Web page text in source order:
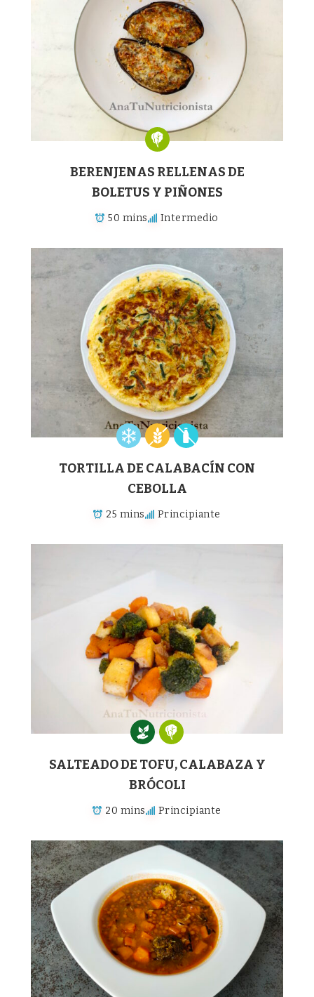
BERENJENAS RELLENAS DE
BOLETUS Y PIÑONES
50 mins Intermedio
TORTILLA DE CALABACÍN CON
CEBOLLA
25 mins Principiante
SALTEADO DE TOFU, CALABAZA Y
BRÓCOLI
20 mins Principiante